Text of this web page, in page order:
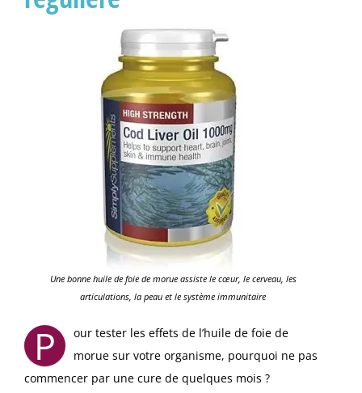
Une bonne huile de foie de morue assiste le cœur, le cerveau, les
articulations, la peau et le système immunitaire
P
our tester les effets de l’huile de foie de
morue sur votre organisme, pourquoi ne pas
commencer par une cure de quelques mois ?